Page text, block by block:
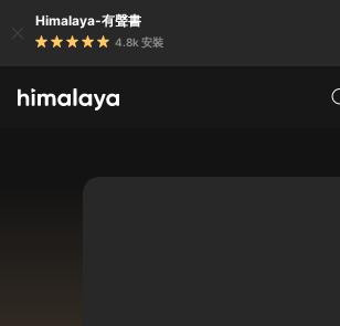
Himalaya-有聲書
4.8k 安裝